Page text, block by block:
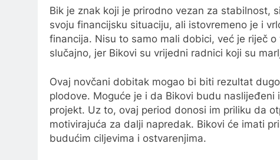
Bik je znak koji je prirodno vezan za stabilnost,
svoju financijsku situaciju, ali istovremeno je i
financija. Nisu to samo mali dobici, već je riječ
slučajno, jer Bikovi su vrijedni radnici koji su
Ovaj novčani dobitak mogao bi biti rezultat
plodove. Moguće je i da Bikovi budu
projekt. Uz to, ovaj period donosi im priliku da
motivirajuća za dalji napredak. Bikovi će imati
budućim ciljevima i ostvarenjima.